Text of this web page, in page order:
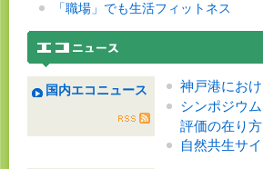
「職場」でも生活フィットネス
国内エコニュース
神戸港にお
シンポジウ
評価の在り
自然共生サ